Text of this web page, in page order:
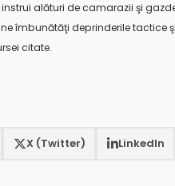
alături de camarazii şi
îmbunătăţi deprinderile tactice
citate.
X (Twitter) LinkedIn